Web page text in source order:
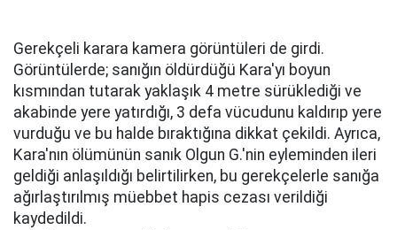
Gerekçeli karara kamera görüntüleri de girdi.
Görüntülerde; sanığın öldürdüğü Kara'yı boyun
kısmından tutarak yaklaşık 4 metre sürüklediği ve
akabinde yere yatırdığı, 3 defa vücudunu kaldırıp yere
vurduğu ve bu halde bıraktığına dikkat çekildi. Ayrıca,
Kara'nın ölümünün sanık Olgun G.'nin eyleminden ileri
geldiği anlaşıldığı belirtilirken, bu gerekçelerle sanığa
ağırlaştırılmış müebbet hapis cezası verildiği
kaydedildi.